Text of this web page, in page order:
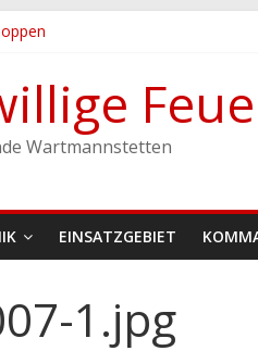
Wartmannstetten
Wartmannstetten
EINSATZGEBIET
1.jpg